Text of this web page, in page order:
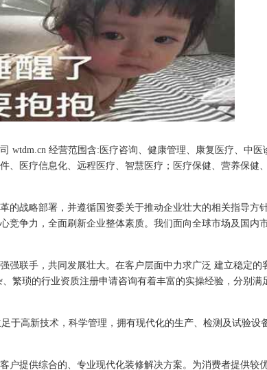
wtdm.cn 经营范围含:医疗咨询、健康管理、康复医疗、中
、医疗信息化、远程医疗、智慧医疗；医疗保健、营养保健
的战略部署，并遵循国资委关于推动企业壮大的相关指导方
竞争力，全面刷新企业整体素质。我们面向全球市场及国内
强联手，共同发展壮大。在客户层面中力求广泛 建立稳定的
繁琐的行业资质注册申请咨询有着丰富的实操经验，分别
于高新技术，科学管理，拥有现代化的生产、检测及试验
户提供综合的、专业现代化装修解决方案。为消费者提供较